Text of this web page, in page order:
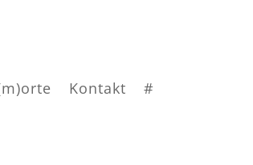
Kontakt #